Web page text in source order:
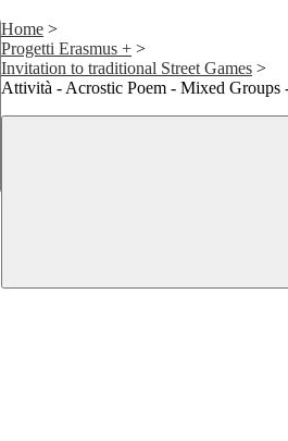
Home >
Progetti Erasmus + >
Invitation to traditional Street Games >
Attività - Acrostic Poem - Mixed Groups